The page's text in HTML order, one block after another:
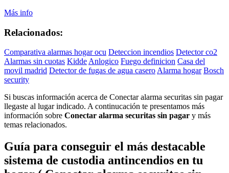
Más info
Relacionados:
Comparativa alarmas hogar ocu Deteccion incendios Detector co2
Alarmas sin cuotas Kidde Anlogico Fuego definicion Casa del
movil madrid Detector de fugas de agua casero Alarma hogar Bosch
security
Si buscas información acerca de Conectar alarma securitas sin pagar
llegaste al lugar indicado. A continucación te presentamos más
información sobre Conectar alarma securitas sin pagar y más
temas relacionados.
Guía para conseguir el más destacable
sistema de custodia antincendios en tu